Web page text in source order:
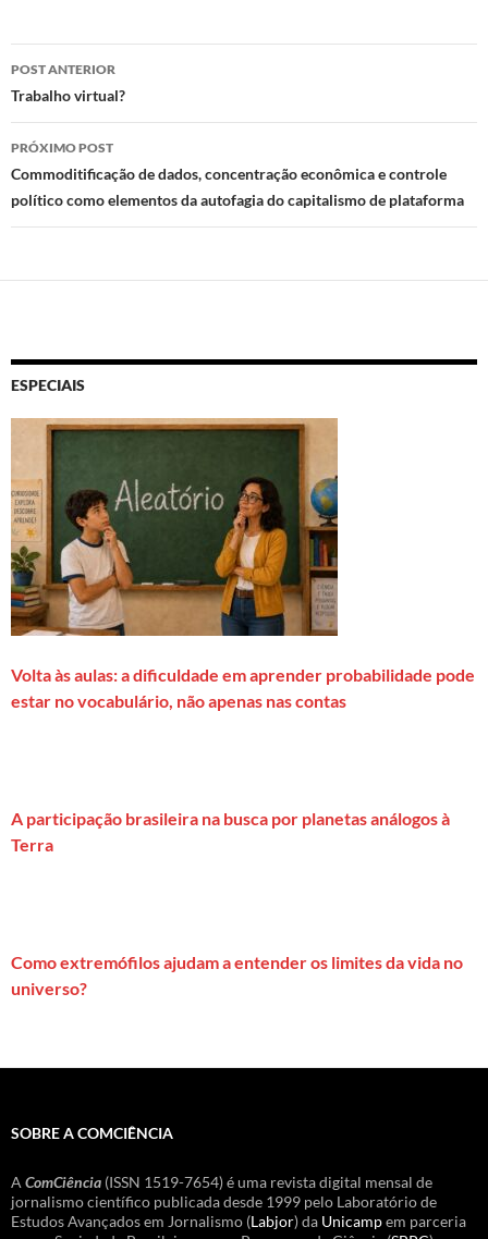
n o
k
p
Navegação
de
posts
POST ANTERIOR
Trabalho virtual?
PRÓXIMO POST
Commoditificação de dados, concentração econômica e controle
político como elementos da autofagia do capitalismo de plataforma
ESPECIAIS
Volta às aulas: a dificuldade em aprender probabilidade pode
estar no vocabulário, não apenas nas contas
A participação brasileira na busca por planetas análogos à
Terra
Como extremófilos ajudam a entender os limites da vida no
universo?
SOBRE A COMCIÊNCIA
A ComCiência (ISSN 1519-7654) é uma revista digital mensal de
jornalismo científico publicada desde 1999 pelo Laboratório de
Estudos Avançados em Jornalismo (Labjor) da Unicampem parceria